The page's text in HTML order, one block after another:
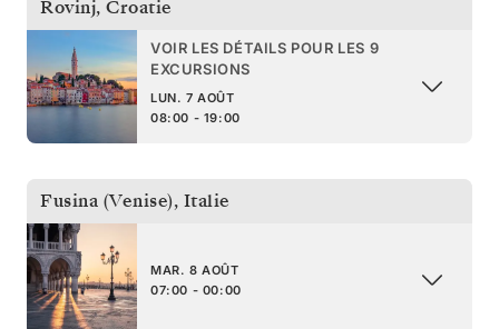
Rovinj, Croatie
VOIR LES DÉTAILS POUR LES 9
EXCURSIONS
LUN. 7 AOÛT
08:00 - 19:00
Fusina (Venise), Italie
MAR. 8 AOÛT
07:00 - 00:00